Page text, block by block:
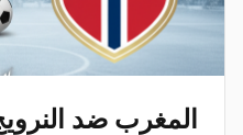
المغرب ضد